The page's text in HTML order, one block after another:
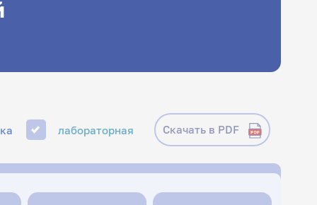
лабораторная Скачать в PDF